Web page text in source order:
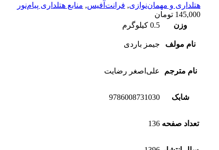
هتلداری و مهمان‌نوازی, فرانت‌آفیس, منابع هتلداری پیام‌نور
145,000 تومان
وزن
0.5 کیلوگرم
نام مولف جیمز باردی
نام مترجم علی‌اصغر رضایت
شابک 9786008731030
تعداد صفحه 136